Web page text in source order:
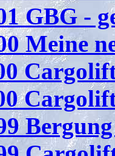
GBG -
Meine